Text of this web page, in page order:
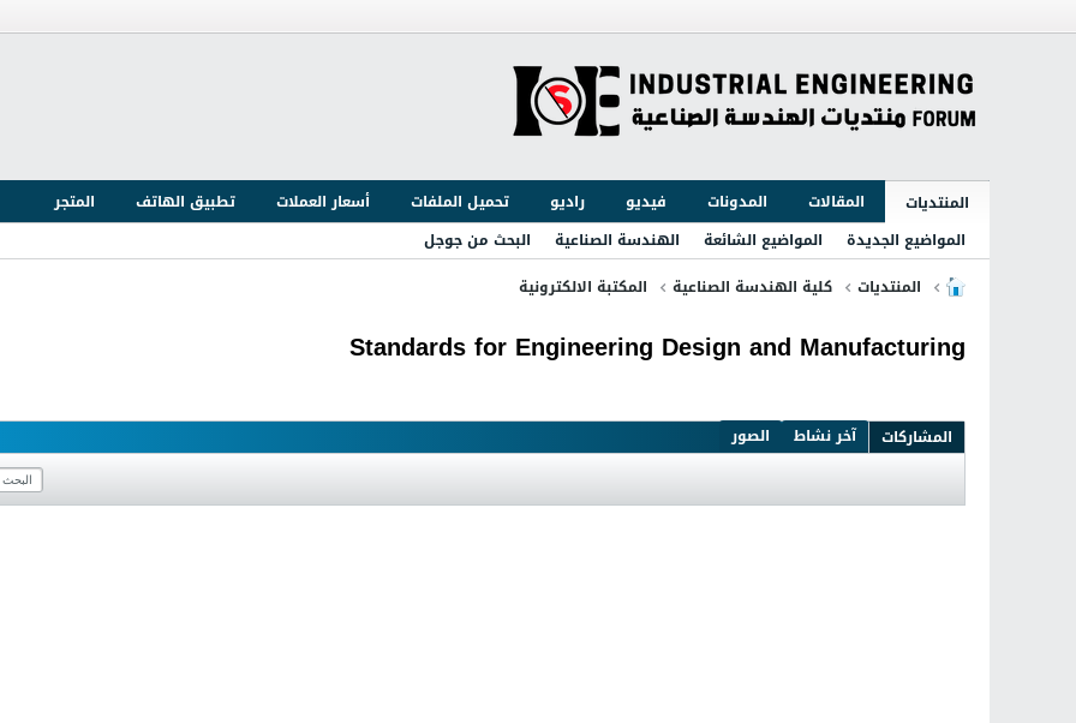
المنتديات المقالات المدونات فيديو راديو تحميل الملفات أسعار العملات تطبيق الهاتف
المتجر
المواضيع الجديدة
المواضيع الشائعة الهندسة الصناعية
البحث من جوجل
المنتديات
كلية الهندسة الصناعية المكتبة الالكترونية
Standards for Engineering Design and Manufacturing
المشاركات آخر نشاط الصور